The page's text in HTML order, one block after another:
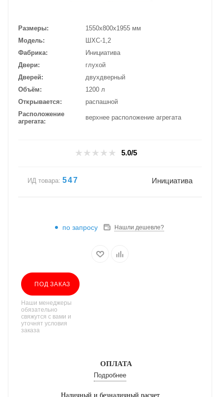
Размеры
1550х800х1955 мм
Модель
ШХС-1,2
Фабрика
Инициатива
Двери
глухой
Дверей
двухдверный
Объём
1200 л
Открывается
распашной
Расположение
агрегата
верхнее расположение агрегата
5.0/5
ИД товара: 547 Инициатива
по запросу Нашли дешевле?
ПОД ЗАКАЗ
Наши менеджеры
обязательно
свяжутся с вами и
уточнят условия
заказа
ОПЛАТА
Подробнее
Наличный и безналичный расчет